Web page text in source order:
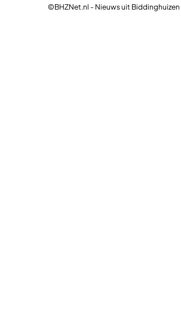
©BHZNet.nl - Nieuws uit Biddinghuizen